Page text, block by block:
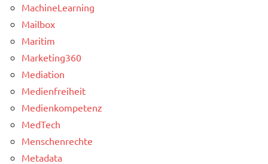
MachineLearning
Mailbox
Maritim
Marketing360
Mediation
Medienfreiheit
Medienkompetenz
MedTech
Menschenrechte
Metadata